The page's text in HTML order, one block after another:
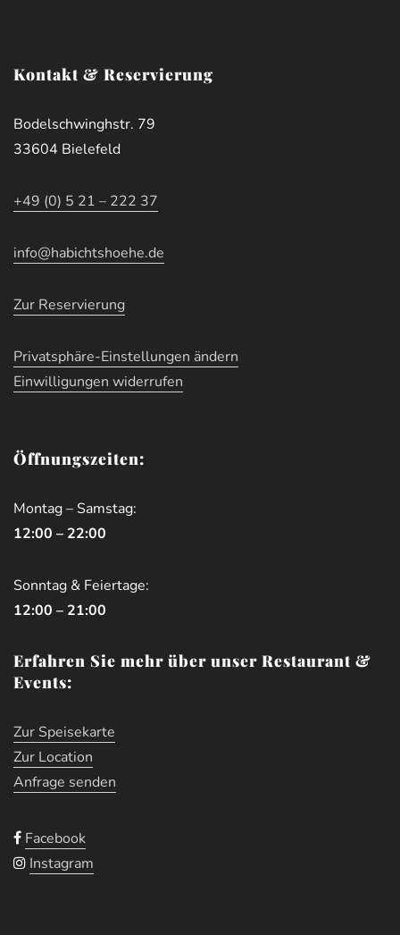
Kontakt & Reservierung
Bodelschwinghstr. 79
33604 Bielefeld
+49 (0) 5 21 – 222 37
info@habichtshoehe.de
Zur Reservierung
Privatsphäre-Einstellungen ändern
Einwilligungen widerrufen
Öffnungszeiten:
Montag – Samstag:
12:00 – 22:00
Sonntag & Feiertage:
12:00 – 21:00
Erfahren Sie mehr über unser Restaurant &
Events:
Zur Speisekarte
Zur Location
Anfrage senden
Facebook
Instagram